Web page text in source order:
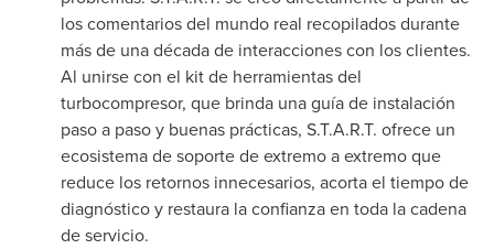
los comentarios del mundo real recopilados durante
más de una década de interacciones con los clientes.
Al unirse con el kit de herramientas del
turbocompresor, que brinda una guía de instalación
paso a paso y buenas prácticas, S.T.A.R.T. ofrece un
ecosistema de soporte de extremo a extremo que
reduce los retornos innecesarios, acorta el tiempo de
diagnóstico y restaura la confianza en toda la cadena
de servicio.